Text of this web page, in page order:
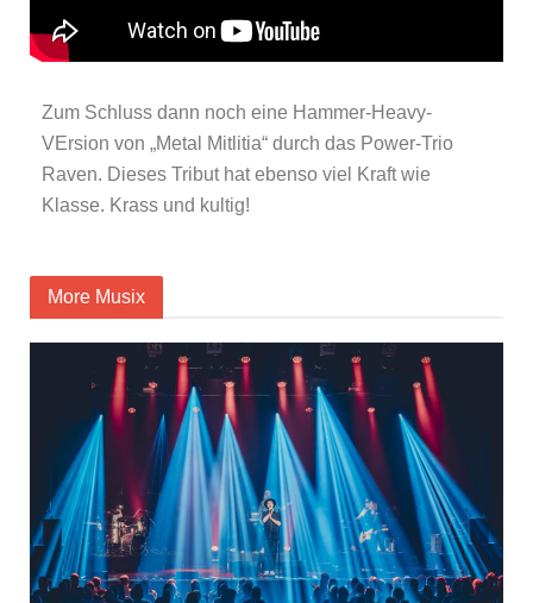
Zum Schluss dann noch eine Hammer-Heavy-
VErsion von „Metal Mitlitia“ durch das Power-Trio
Raven. Dieses Tribut hat ebenso viel Kraft wie
Klasse. Krass und kultig!
More Musix